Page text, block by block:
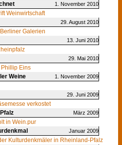
1. November 2010
Weinwirtschaft
29. August 2010
Galerien
13. Juni 2010
29. Mai 2010
Eins
Weine
1. November 2009
29. Juni 2009
verkostet
März 2009
in Wein.pur
Januar 2009
Kulturdenkmäler in Rheinland-Pfalz